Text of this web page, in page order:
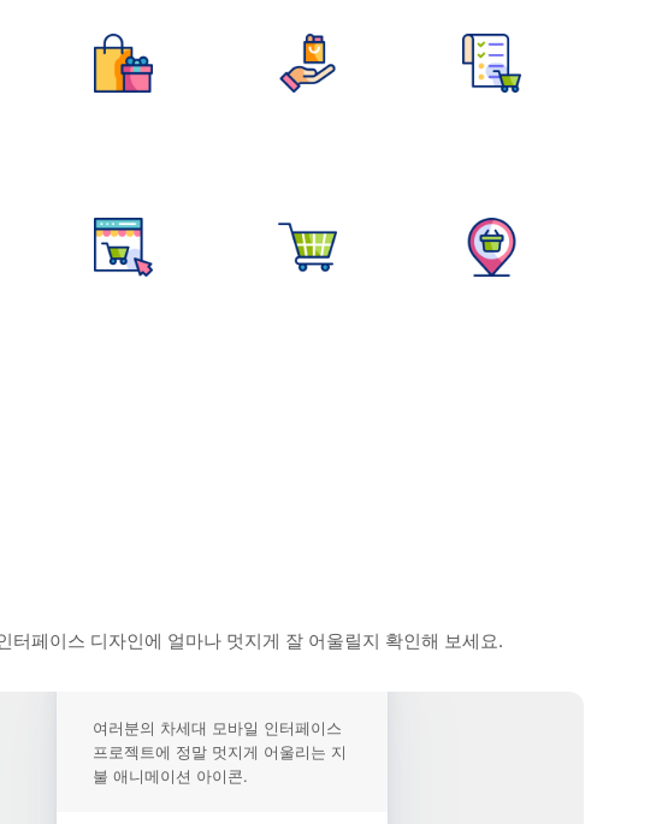
페이스 디자인에 얼마나 멋지게 잘 어울릴지 확인해 보세요.
여러분의 차세대 모바일 인터페이스
프로젝트에 정말 멋지게 어울리는 지
불 애니메이션 아이콘.